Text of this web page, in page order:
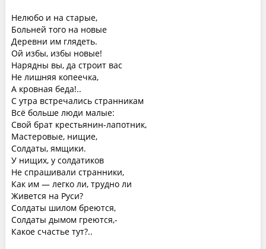
Нелюбо и на старые,
Больней того на новые
Деревни им глядеть.
Ой избы, избы новые!
Нарядны вы, да строит вас
Не лишняя копеечка,
А кровная беда!..
С утра встречались странникам
Всё больше люди малые:
Свой брат крестьянин-лапотник,
Мастеровые, нищие,
Солдаты, ямщики.
У нищих, у солдатиков
Не спрашивали странники,
Как им — легко ли, трудно ли
Живется на Руси?
Солдаты шилом бреются,
Солдаты дымом греются,-
Какое счастье тут?..